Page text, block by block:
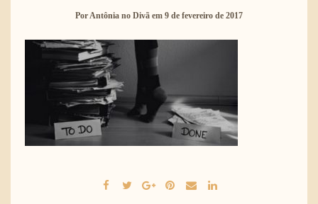
PorAntônia no Divã em 9 de fevereiro de 2017